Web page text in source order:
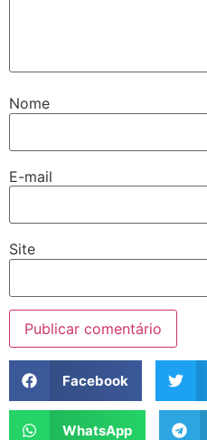
Nome
E-mail
Site
Facebook
WhatsApp